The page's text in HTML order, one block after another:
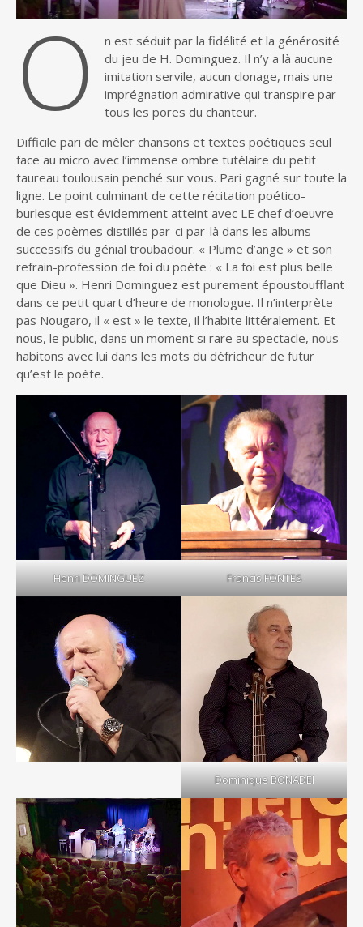
O
n est séduit par la fidélité et la générosité
du jeu de H. Dominguez. Il n’y a là aucune
imitation servile, aucun clonage, mais une
imprégnation admirative qui transpire par
tous les pores du chanteur.
Difficile pari de mêler chansons et textes poétiques seul
face au micro avec l’immense ombre tutélaire du petit
taureau toulousain penché sur vous. Pari gagné sur toute la
ligne. Le point culminant de cette récitation poético-
burlesque est évidemment atteint avec LE chef d’oeuvre
de ces poèmes distillés par-ci par-là dans les albums
successifs du génial troubadour. « Plume d’ange » et son
refrain-profession de foi du poète : « La foi est plus belle
que Dieu ». Henri Dominguez est purement époustoufflant
dans ce petit quart d’heure de monologue. Il n’interprète
pas Nougaro, il « est » le texte, il l’habite littéralement. Et
nous, le public, dans un moment si rare au spectacle, nous
habitons avec lui dans les mots du défricheur de futur
qu’est le poète.
Henri DOMINGUEZ Francis FONTES
Dominique BONADEI